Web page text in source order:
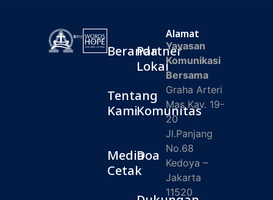
Beranda
Tentang
Kami
Media
Cetak
Partner
Lokal
Komunitas
Doa
Alamat
Yayasan
Komunikasi
Bersama
Graha Arteri
Mas Kav. 19-
20
Jl.Panjang
No.68
Kedoya –
Jakarta
11520